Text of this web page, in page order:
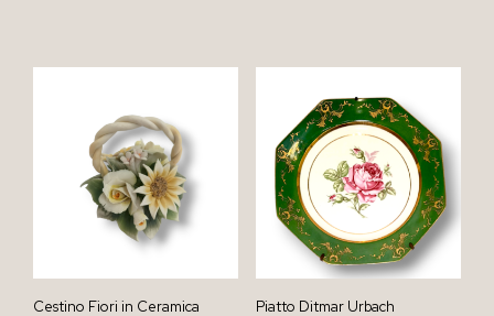
Cestino Fiori in Ceramica Piatto Ditmar Urbach